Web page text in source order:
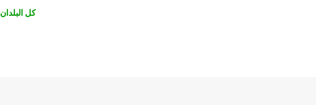
كل البلدان